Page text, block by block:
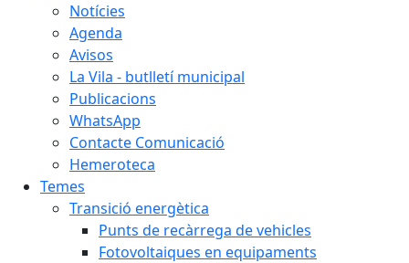
Notícies
Agenda
Avisos
La Vila - butlletí municipal
Publicacions
WhatsApp
Contacte Comunicació
Hemeroteca
Temes
Transició energètica
Punts de recàrrega de vehicles
Fotovoltaiques en equipaments